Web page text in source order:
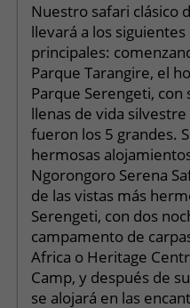
Nuestro safari clásico
llevará a los
principales:
Parque Tarangire, el
Parque Serengeti,
llenas de vida
fueron los 5 grandes.
hermosas
Ngorongoro Serena
de las vistas más
Serengeti, con dos
campamento de
Africa o Heritage
Camp, y después de
se alojará en las